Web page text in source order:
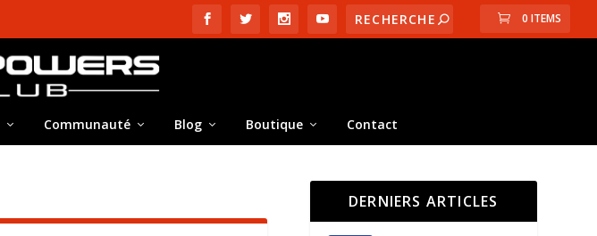
0 ITEMS
Communauté Blog Boutique Contact
DERNIERS ARTICLES